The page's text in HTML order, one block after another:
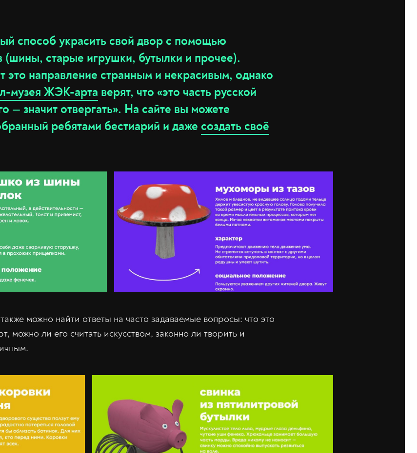
способ украсить свой двор с помощью
(шины, старые игрушки, бутылки и прочее).
это направление странным и некрасивым, однако
музея ЖЭК-арта верят, что «это часть русской
— значит отвергать». На сайте вы можете
ребятами бестиарий и даже создать своё
можно найти ответы на часто задаваемые вопросы: что это
ли его считать искусством, законно ли творить и